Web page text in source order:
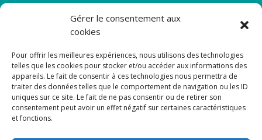
Gérer le consentement aux
cookies
Pour offrir les meilleures expériences, nous utilisons des technologies
telles que les cookies pour stocker et/ou accéder aux informations des
appareils. Le fait de consentir à ces technologies nous permettra de
traiter des données telles que le comportement de navigation ou les ID
uniques sur ce site. Le fait de ne pas consentir ou de retirer son
consentement peut avoir un effet négatif sur certaines caractéristiques
et fonctions.
30 rue Zénobe Gramme – 6700 Arlon
N° d’entreprise :BE 0506.746.707
N° de compte IBAN
: BE 05 7512 0751 5675
Newsletter